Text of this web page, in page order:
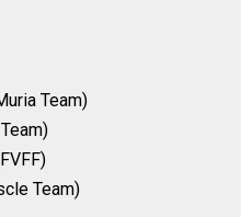
Team)
Team)